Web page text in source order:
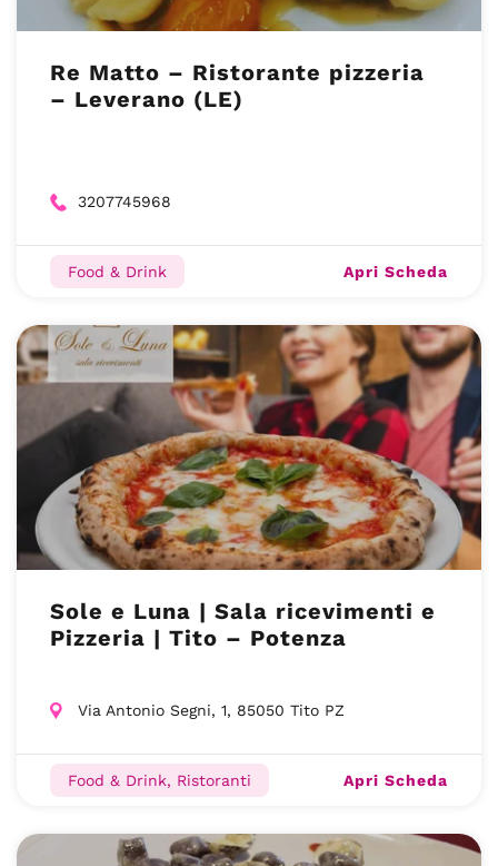
Re Matto – Ristorante pizzeria
– Leverano (LE)
3207745968
Food & Drink Apri Scheda
Sole e Luna | Sala ricevimenti e
Pizzeria | Tito – Potenza
Via Antonio Segni, 1, 85050 Tito PZ
Food & Drink, Ristoranti Apri Scheda